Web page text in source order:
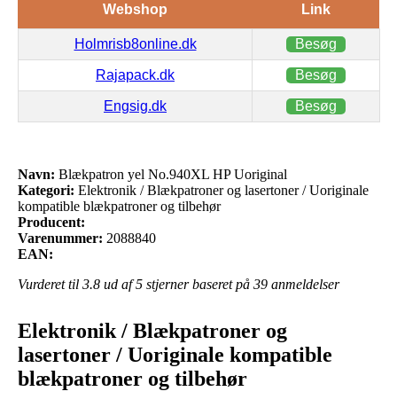
Webshop Link
Holmrisb8online.dk Besøg
Rajapack.dk Besøg
Engsig.dk Besøg
Navn: Blækpatron yel No.940XL HP Uoriginal
Kategori: Elektronik / Blækpatroner og lasertoner / Uoriginale
kompatible blækpatroner og tilbehør
Producent:
Varenummer: 2088840
EAN:
Vurderet til 3.8 ud af 5 stjerner baseret på 39 anmeldelser
Elektronik / Blækpatroner og
lasertoner / Uoriginale kompatible
blækpatroner og tilbehør